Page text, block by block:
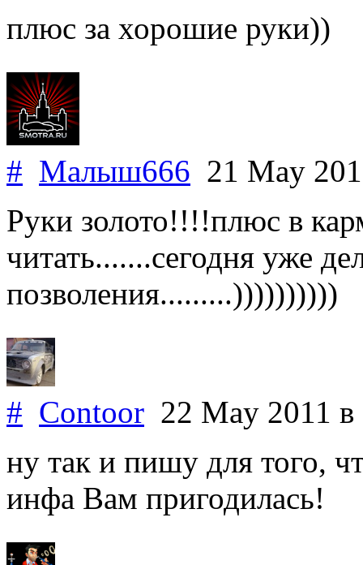
плюс за хорошие руки))
# Малыш666 21 May
Руки золото!!!!плюс в
читать.......сегодня уже
позволения.........))))))))))
# Contoor 22 May 2011 в
ну так и пишу для того,
инфа Вам пригодилась!